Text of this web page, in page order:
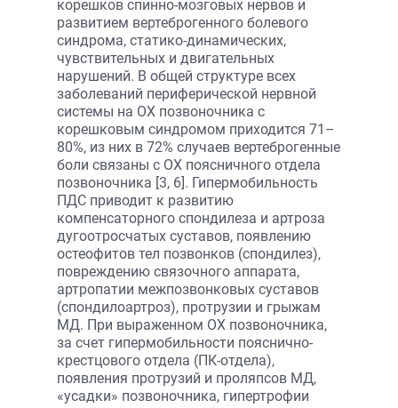
корешков спинно-мозговых нервов и
развитием вертеброгенного болевого
синдрома, статико-динамических,
чувствительных и двигательных
нарушений. В общей структуре всех
заболеваний периферической нервной
системы на ОХ позвоночника с
корешковым синдромом приходится 71–
80%, из них в 72% случаев вертеброгенные
боли связаны с ОХ поясничного отдела
позвоночника [3, 6]. Гипермобильность
ПДС приводит к развитию
компенсаторного спондилеза и артроза
дугоотросчатых суставов, появлению
остеофитов тел позвонков (спондилез),
повреждению связочного аппарата,
артропатии межпозвонковых суставов
(спондилоартроз), протрузии и грыжам
МД. При выраженном ОХ позвоночника,
за счет гипермобильности пояснично-
крестцового отдела (ПК-отдела),
появления протрузий и проляпсов МД,
«усадки» позвоночника, гипертрофии